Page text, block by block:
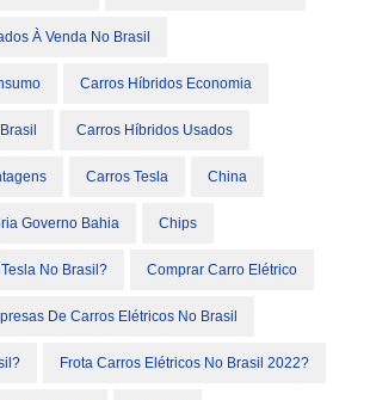
À Venda No Brasil
Carros Híbridos Economia
Carros Híbridos Usados
Carros Tesla China
Governo Bahia Chips
No Brasil? Comprar Carro Elétrico
De Carros Elétricos No Brasil
Frota Carros Elétricos No Brasil 2022?